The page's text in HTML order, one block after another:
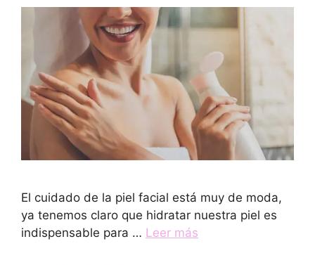
El cuidado de la piel facial está muy de moda,
ya tenemos claro que hidratar nuestra piel es
indispensable para … Leer más